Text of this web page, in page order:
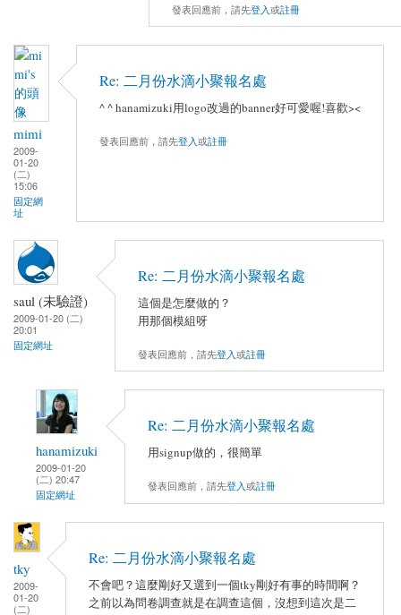
發表回應前，請先登入或註冊
mimi
2009-
01-20
(二)
15:06
固定網
址
Re: 二月份水滴小聚報名處
^ ^ hanamizuki用logo改過的banner好可愛喔!喜歡><
發表回應前，請先登入或註冊
saul (未驗證)
2009-01-20 (二)
20:01
固定網址
Re: 二月份水滴小聚報名處
這個是怎麼做的？
用那個模組呀
發表回應前，請先登入或註冊
hanamizuki
2009-01-20
(二) 20:47
固定網址
Re: 二月份水滴小聚報名處
用signup做的，很簡單
發表回應前，請先登入或註冊
tky
2009-
01-20
(二)
Re: 二月份水滴小聚報名處
不會吧？這麼剛好又選到一個tky剛好有事的時間啊？
之前以為問卷調查就是在調查這個，沒想到這次是二